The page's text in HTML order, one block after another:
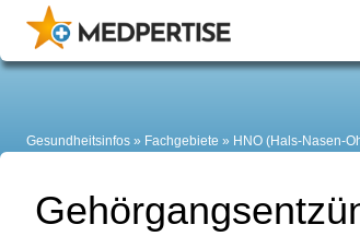
Gesundheitsinfos Fachgebiete HNO (Hals-Nasen-